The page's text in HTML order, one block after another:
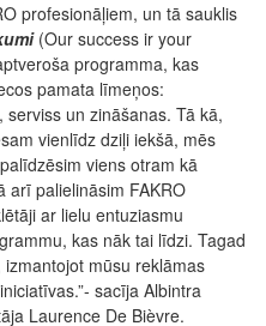
profesionāļiem, un tā sauklis
(Our success ir your
programma, kas
pamata līmeņos:
un zināšanas. Tā kā,
vienlīdz dziļi iekšā, mēs
viens otram kā
arī palielināsim FAKRO
ar lielu entuziasmu
kas nāk tai līdzi. Tagad
mūsu reklāmas
sacīja Albintra
Laurence De Bièvre.